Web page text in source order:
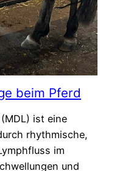
beim Pferd
ist eine
rhythmische,
im
und